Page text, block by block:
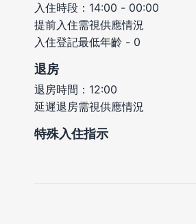
入住時段：14:00 - 00:00
提前入住需視供應情況
入住登記最低年齡 - 0
退房
退房時間：12:00
延遲退房需視供應情況
特殊入住指示